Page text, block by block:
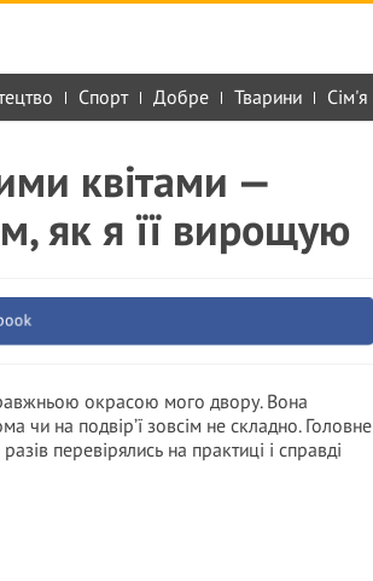
Спорт Добре Тварини Сім'я
квітами —
як я її вирощую
окрасою мого двору. Вона
чи на подвір’ї зовсім не складно. Головне
перевірялись на практиці і справді